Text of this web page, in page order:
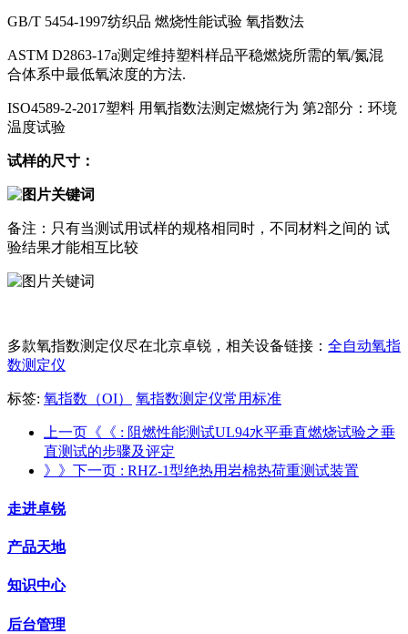
GB/T 5454-1997纺织品 燃烧性能试验 氧指数法
ASTM D2863-17a测定维持塑料样品平稳燃烧所需的氧/氮混
合体系中最低氧浓度的方法.
ISO4589-2-2017塑料 用氧指数法测定燃烧行为 第2部分：环境
温度试验
试样的尺寸：
备注：只有当测试用试样的规格相同时，不同材料之间的 试
验结果才能相互比较
多款氧指数测定仪尽在北京卓锐，相关设备链接： 全自动氧指
数测定仪
标签: 氧指数（OI） 氧指数测定仪常用标准
上一页《《 : 阻燃性能测试UL94水平垂直燃烧试验之垂
直测试的步骤及评定
》》下一页 : RHZ-1型绝热用岩棉热荷重测试装置
走进卓锐
产品天地
知识中心
后台管理